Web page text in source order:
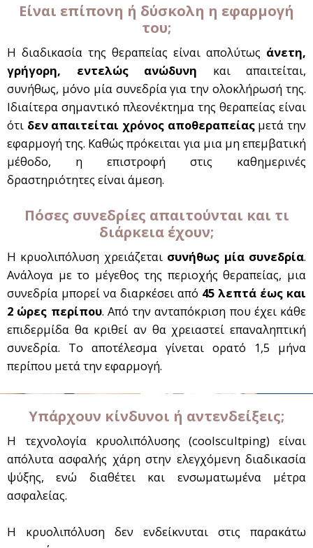
Είναι επίπονη ή δύσκολη η εφαρμογή
του;
Η διαδικασία της θεραπείας είναι απολύτως άνετη,
γρήγορη, εντελώς ανώδυνη και απαιτείται,
συνήθως, μόνο μία συνεδρία για την ολοκλήρωσή της.
Ιδιαίτερα σημαντικό πλεονέκτημα της θεραπείας είναι
ότι δεν απαιτείται χρόνος αποθεραπείαςμετά την
εφαρμογή της. Καθώς πρόκειται για μια μη επεμβατική
μέθοδο, η επιστροφή στις καθημερινές
δραστηριότητες είναι άμεση.
Πόσες συνεδρίες απαιτούνται και τι
διάρκεια έχουν;
Η κρυολιπόλυση χρειάζεται συνήθως μία συνεδρία.
Ανάλογα με το μέγεθος της περιοχής θεραπείας, μια
συνεδρία μπορεί να διαρκέσει από 45 λεπτά έως και
2 ώρες περίπου. Από την ανταπόκριση που έχει κάθε
επιδερμίδα θα κριθεί αν θα χρειαστεί επαναληπτική
συνεδρία. Το αποτέλεσμα γίνεται ορατό 1,5 μήνα
περίπου μετά την εφαρμογή.
Υπάρχουν κίνδυνοι ή αντενδείξεις;
Η τεχνολογία κρυολιπόλυσης (coolscultping) είναι
απόλυτα ασφαλής χάρη στην ελεγχόμενη διαδικασία
ψύξης, ενώ διαθέτει και ενσωματωμένα μέτρα
ασφαλείας.
Η κρυολιπόλυση δεν ενδείκνυται στις παρακάτω